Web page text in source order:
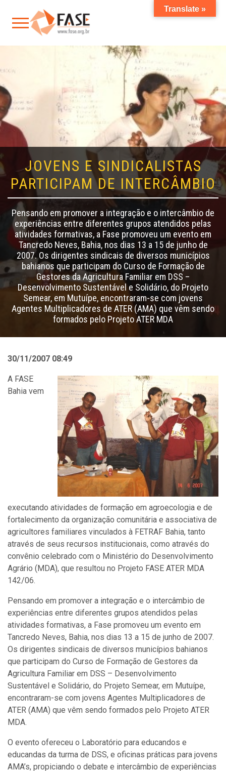
JOVENS E SINDICALISTAS
PARTICIPAM DE INTERCÂMBIO
Pensando em promover a integração e o intercâmbio de
experiências entre diferentes grupos atendidos pelas
atividades formativas, a Fase promoveu um evento em
Tancredo Neves, Bahia, nos dias 13 a 15 de junho de
2007. Os dirigentes sindicais de diversos municípios
bahianos que participam do Curso de Formação de
Gestores da Agricultura Familiar em DSS –
Desenvolvimento Sustentável e Solidário, do Projeto
Semear, em Mutuípe, encontraram-se com jovens
Agentes Multiplicadores de ATER (AMA) que vêm sendo
formados pelo Projeto ATER MDA
30/11/2007 08:49
A FASE
Bahia vem
executando atividades de formação em agroecologia e de
fortalecimento da organização comunitária e associativa de
agricultores familiares vinculados à FETRAF Bahia, tanto
através de seus recursos institucionais, como através do
convênio celebrado com o Ministério do Desenvolvimento
Agrário (MDA), que resultou no Projeto FASE ATER MDA
142/06.
Pensando em promover a integração e o intercâmbio de
experiências entre diferentes grupos atendidos pelas
atividades formativas, a Fase promoveu um evento em
Tancredo Neves, Bahia, nos dias 13 a 15 de junho de 2007.
Os dirigentes sindicais de diversos municípios bahianos
que participam do Curso de Formação de Gestores da
Agricultura Familiar em DSS – Desenvolvimento
Sustentável e Solidário, do Projeto Semear, em Mutuípe,
encontraram-se com jovens Agentes Multiplicadores de
ATER (AMA) que vêm sendo formados pelo Projeto ATER
MDA.
O evento ofereceu o Laboratório para educandos e
educandas da turma de DSS, e oficinas práticas para jovens
AMA’s, propiciando o debate e intercâmbio de experiências
Translate »